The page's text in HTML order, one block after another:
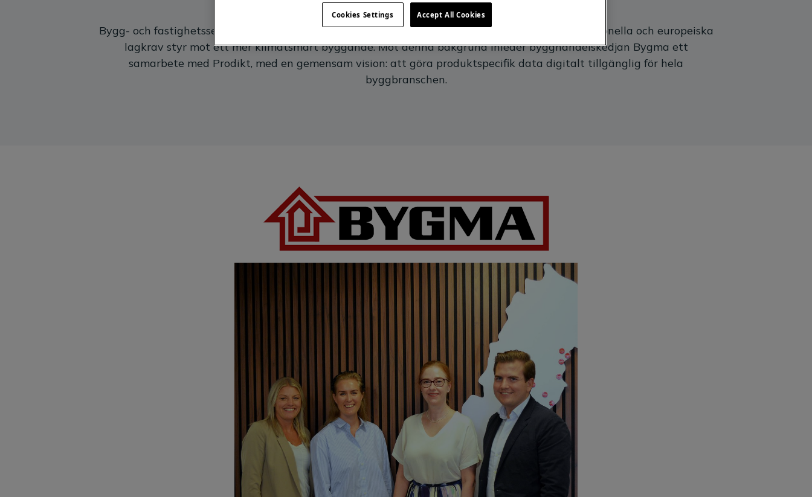
Bygg- och fastighetssektorn står för cirka en femtedel av Sveriges klimatpåverkan, och både nationella och europeiska
lagkrav styr mot ett mer klimatsmart byggande. Mot denna bakgrund inleder bygghandelskedjan Bygma ett
samarbete med Prodikt, med en gemensam vision: att göra produktspecifik data digitalt tillgänglig för hela
byggbranschen.
Cookies Settings Accept All Cookies